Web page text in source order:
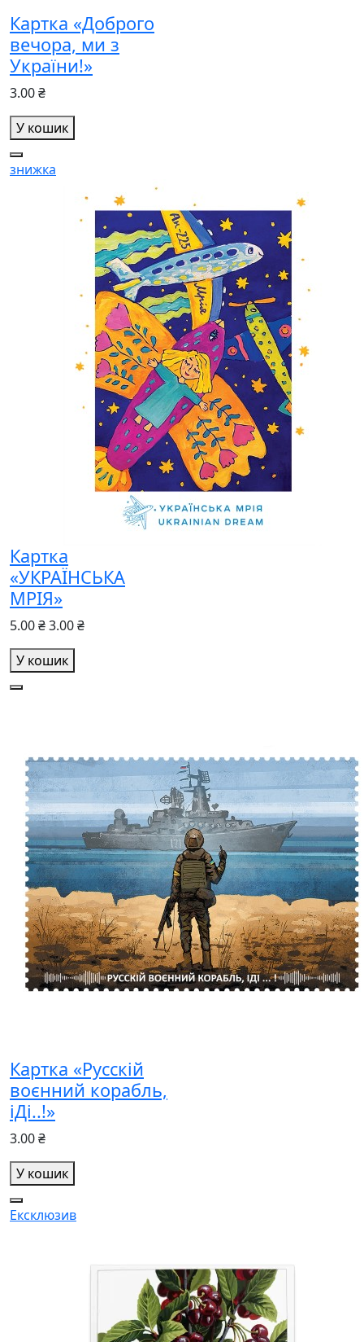
Картка «Доброго
вечора, ми з
України!»
3.00 ₴
У кошик
знижка
Картка
«УКРАЇНСЬКА
МРІЯ»
5.00 ₴3.00 ₴
У кошик
Картка «Русскій
воєнний корабль,
іДі..!»
3.00 ₴
У кошик
Ексклюзив